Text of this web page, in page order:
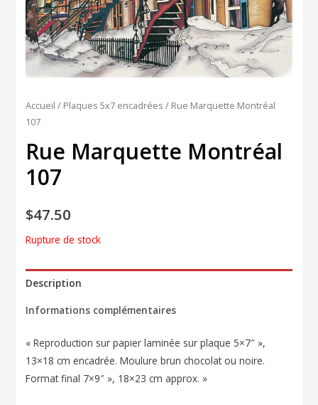
Accueil / Plaques 5x7 encadrées / Rue Marquette Montréal
107
Rue Marquette Montréal
107
$47.50
Rupture de stock
Description
Informations complémentaires
« Reproduction sur papier laminée sur plaque 5×7″ »,
13×18 cm encadrée. Moulure brun chocolat ou noire.
Format final 7×9″ », 18×23 cm approx. »